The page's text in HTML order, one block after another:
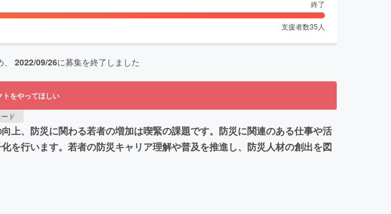
終了
支援者数35 人
2022/09/26に募集を終了しました
トをやってほしい
ド
上、防災に関わる若者の増加は喫緊の課題です。防災に関連のある仕事や活
を行います。若者の防災キャリア理解や普及を推進し、防災人材の創出を図